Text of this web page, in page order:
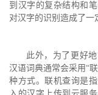
到汉字的复杂结构和
对汉字的识别造成了一
此外，为了更好
汉语词典通常会采用“
种方式。联机查询是